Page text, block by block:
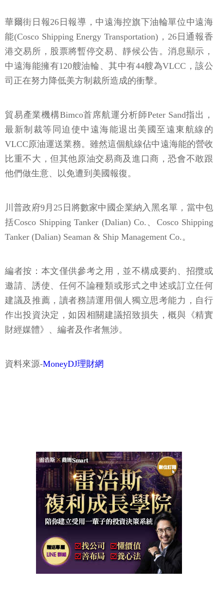
華爾街日報26日報導，中遠海控旗下油輪單位中遠海
能(Cosco Shipping Energy Transportation)，26日通報香
港交易所，股票將暫停交易、靜候公告。消息顯示，
中遠海能擁有120艘油輪、其中有44艘為VLCC，該公
司正在努力降低美方制裁所造成的衝擊。
貿易產業機構Bimco首席航運分析師Peter Sand指出，
最新制裁等同迫使中遠海能退出美國至遠東航線的
VLCC原油運送業務。雖然這個航線佔中遠海能的營收
比重不大，但其他原油交易商及進口商，恐會不敢跟
他們做生意、以免遭到美國報復。
川普政府9月25日將數家中國企業納入黑名單，當中包
括Cosco Shipping Tanker (Dalian) Co.、Cosco Shipping
Tanker (Dalian) Seaman & Ship Management Co.。
編者按：本文僅供參考之用，並不構成要約、招攬或
邀請、誘使、任何不論種類或形式之申述或訂立任何
建議及推薦，讀者務請運用個人獨立思考能力，自行
作出投資決定，如因相關建議招致損失，概與《精實
財經媒體》、編者及作者無涉。
資料來源-MoneyDJ理財網